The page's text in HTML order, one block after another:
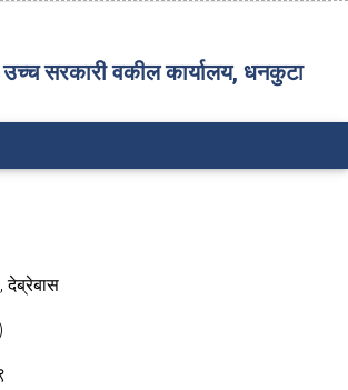
उच्च सरकारी वकील कार्यालय, धनकुटा
देब्रेबास